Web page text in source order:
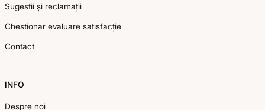
Sugestii și reclamații
Chestionar evaluare satisfacție
Contact
INFO
Despre noi